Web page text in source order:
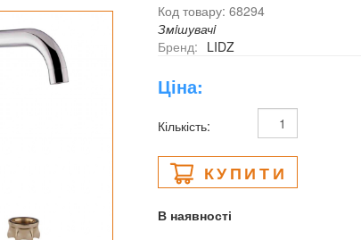
Код товару: 68294
Змiшувачi
Бренд: LIDZ
Ціна:
Кількість:
КУПИТИ
В наявності